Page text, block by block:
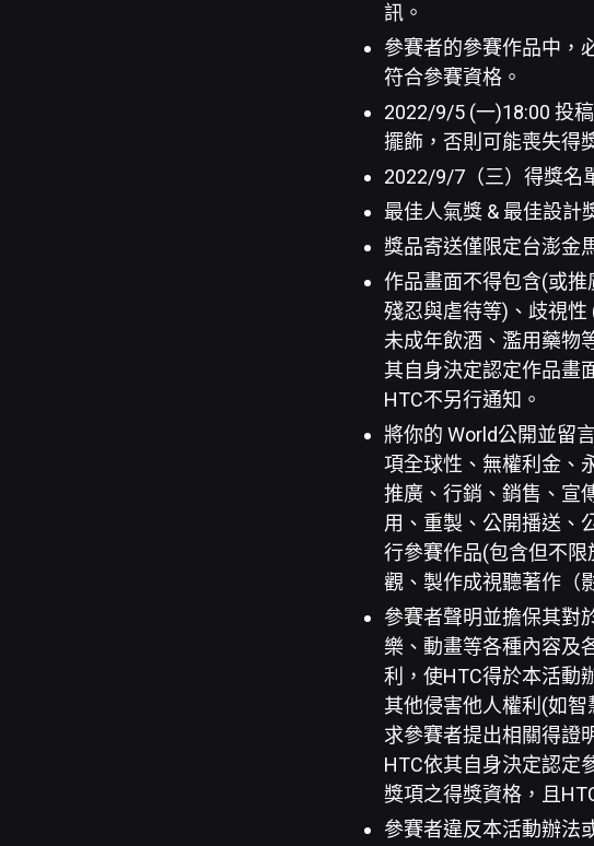
訊。
參賽者的參賽作品中，
符合參賽資格。
2022/9/5 (一)18:00 投
擺飾，否則可能喪失得
2022/9/7（三）得獎名
最佳人氣獎 & 最佳設計
獎品寄送僅限定台澎金
作品畫面不得包含(或
殘忍與虐待等)、歧視
未成年飲酒、濫用藥物
其自身決定認定作品畫
HTC不另行通知。
將你的 World公開並留
項全球性、無權利金、
推廣、行銷、銷售、宣
用、重製、公開播送、
行參賽作品(包含但不
觀、製作成視聽著作（
參賽者聲明並擔保其對
樂、動畫等各種內容及
利，使HTC得於本活動
其他侵害他人權利(如
求參賽者提出相關得證
HTC依其自身決定認定
獎項之得獎資格，且
參賽者違反本活動辦法